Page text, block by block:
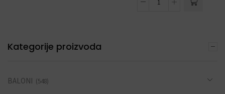
Kategorije proizvoda
BALONI (548)